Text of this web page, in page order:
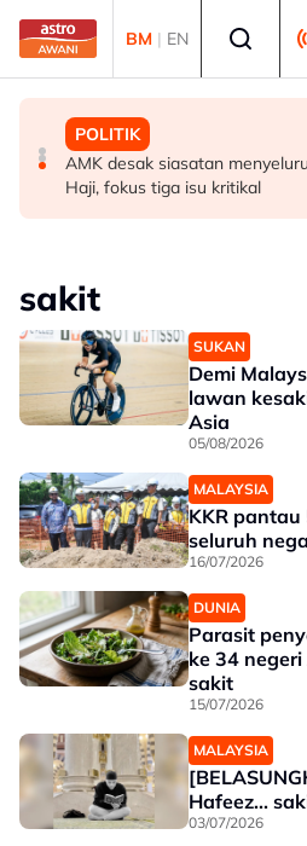
Skip to main content
BM | EN
POLITIK
[TERKINI] Buat masa ini,
Ahmad Samsuri
MALAYSIA
RCI Tabung Haji: YADIM
dapatan disusuli tindakan tegas
POLITIK
AMK desak siasatan
Haji, fokus tiga isu kritikal
sakit
SUKAN
Demi
lawan
Asia
05/08/2026
MALAYSIA
KKR
seluruh
16/07/2026
DUNIA
Parasit
ke 34
sakit
15/07/2026
MALAYSIA
Hafeez...
03/07/2026